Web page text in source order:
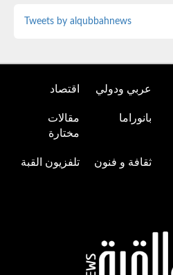
Tweets by alqubbahnews
عربي ودولي اقتصاد
بانوراما
مقالات
مختارة
ثقافة و فنون تلفزيون القبة